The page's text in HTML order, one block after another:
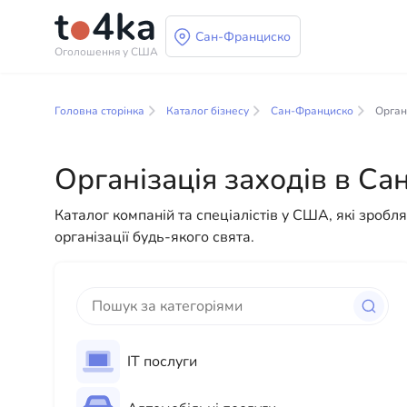
Оголошення у США
Сан-Франциско
Бізнес і послуги в
до повсякденної допомоги — у нас є все
Головна сторінка Каталог бізнесу Сан-Франциско
Організація заходів в
Каталог компаній та спеціалістів у США, які
організації будь-якого свята.
ІТ послуги